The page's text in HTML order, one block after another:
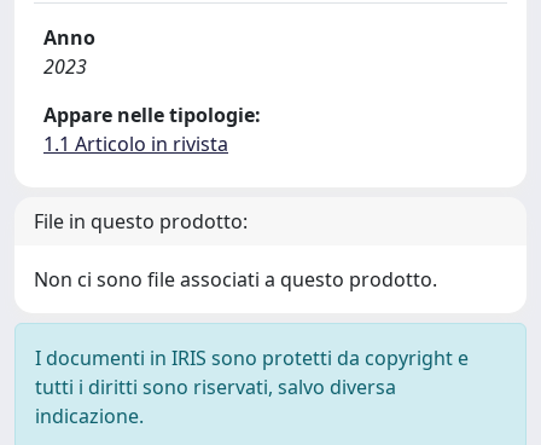
Anno
2023
Appare nelle tipologie:
1.1 Articolo in rivista
File in questo prodotto:
Non ci sono file associati a questo prodotto.
I documenti in IRIS sono protetti da copyright e
tutti i diritti sono riservati, salvo diversa
indicazione.